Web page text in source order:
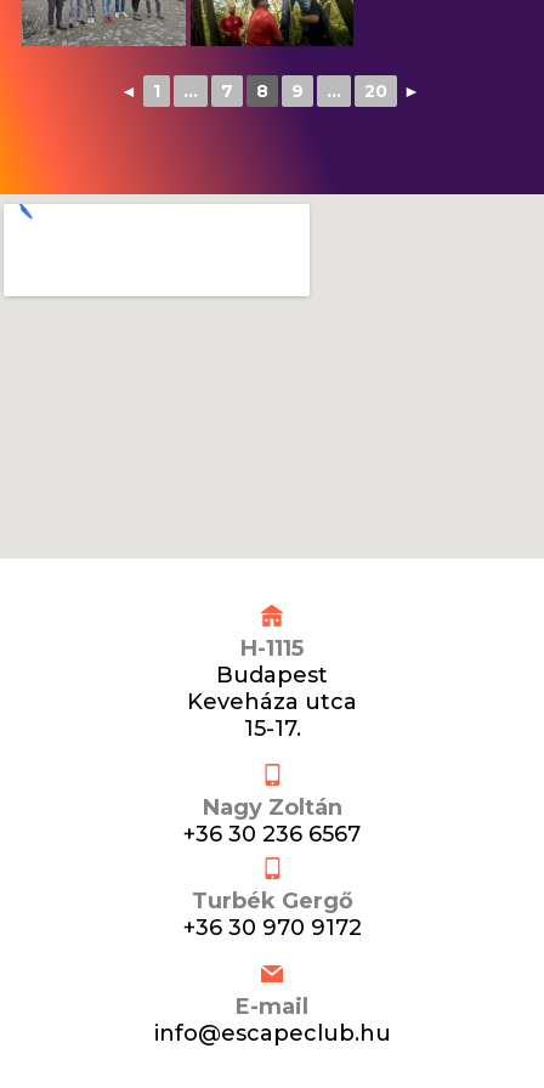
◄ 1 ... 7 8 9 ... 20 ►
H-1115
Budapest
Keveháza utca
15-17.
Nagy Zoltán
+36 30 236 6567
Turbék Gergő
+36 30 970 9172
E-mail
info@escapeclub.hu